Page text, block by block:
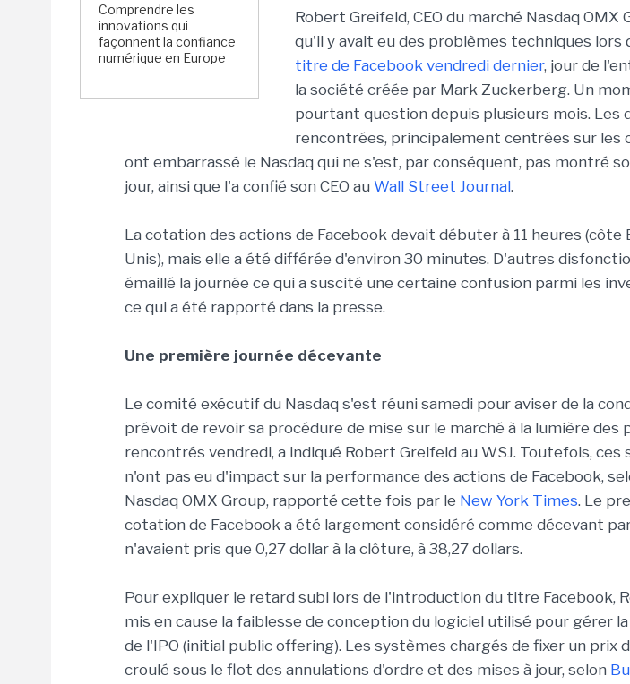
Comprendre les
innovations qui
façonnent la confiance
numérique en Europe
Robert Greifeld, CEO du marché Nasdaq OMX
qu'il y avait eu des problèmes techniques lors
titre de Facebook vendredi dernier, jour de
la société créée par Mark Zuckerberg. Un
pourtant question depuis plusieurs mois. Les
rencontrées, principalement centrées sur les
ont embarrassé le Nasdaq qui ne s'est, par conséquent, pas montré
jour, ainsi que l'a confié son CEO au Wall Street Journal.
La cotation des actions de Facebook devait débuter à 11 heures (côte
Unis), mais elle a été différée d'environ 30 minutes. D'autres
émaillé la journée ce qui a suscité une certaine confusion parmi les
ce qui a été rapporté dans la presse.
Une première journée décevante
Le comité exécutif du Nasdaq s'est réuni samedi pour aviser de la
prévoit de revoir sa procédure de mise sur le marché à la lumière des
rencontrés vendredi, a indiqué Robert Greifeld au WSJ. Toutefois, ces
n'ont pas eu d'impact sur la performance des actions de Facebook,
Nasdaq OMX Group, rapporté cette fois par le New York Times. Le
cotation de Facebook a été largement considéré comme décevant
n'avaient pris que 0,27 dollar à la clôture, à 38,27 dollars.
Pour expliquer le retard subi lors de l'introduction du titre Facebook,
mis en cause la faiblesse de conception du logiciel utilisé pour gérer
de l'IPO (initial public offering). Les systèmes chargés de fixer un prix
croulé sous le flot des annulations d'ordre et des mises à jour, selon